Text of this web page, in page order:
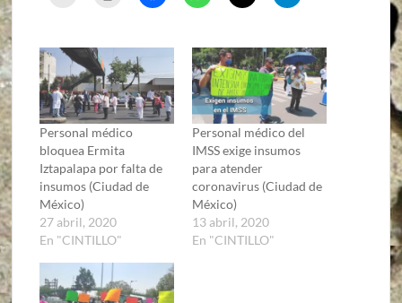
Personal médico
bloquea Ermita
Iztapalapa por falta de
insumos (Ciudad de
México)
27 abril, 2020
En "CINTILLO"
Personal médico del
IMSS exige insumos
para atender
coronavirus (Ciudad de
México)
13 abril, 2020
En "CINTILLO"